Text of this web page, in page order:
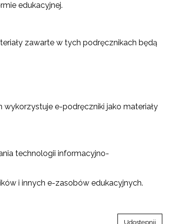
edukacyjnej.
zawarte w tych podręcznikach będą
e-podręczniki jako materiały
technologii informacyjno-
i innych e-zasobów edukacyjnych.
Udostępnij